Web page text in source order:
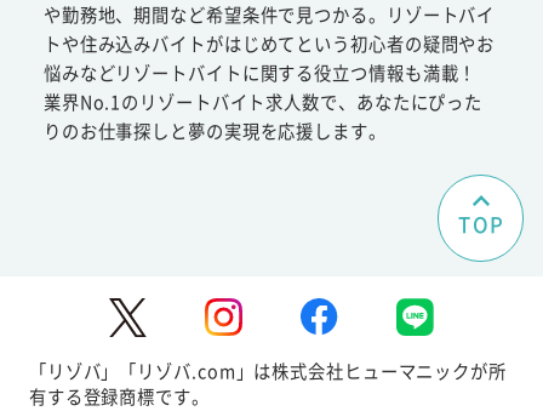
や勤務地、期間など希望条件で見つかる。リゾートバイ
トや住み込みバイトがはじめてという初心者の疑問やお
悩みなどリゾートバイトに関する役立つ情報も満載！
業界No.1のリゾートバイト求人数で、あなたにぴった
りのお仕事探しと夢の実現を応援します。
TOP
「リゾバ」「リゾバ.com」は株式会社ヒューマニックが所
有する登録商標です。